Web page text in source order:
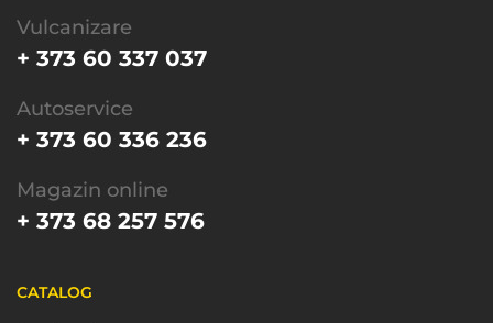
Vulcanizare
+ 373 60 337 037
Autoservice
+ 373 60 336 236
Magazin online
+ 373 68 257 576
CATALOG